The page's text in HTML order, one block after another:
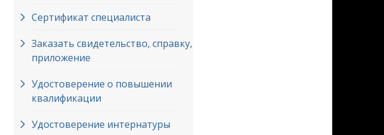
Сертификат специалиста
Заказать свидетельство, справку,
приложение
Удостоверение о повышении
квалификации
Удостоверение интернатуры